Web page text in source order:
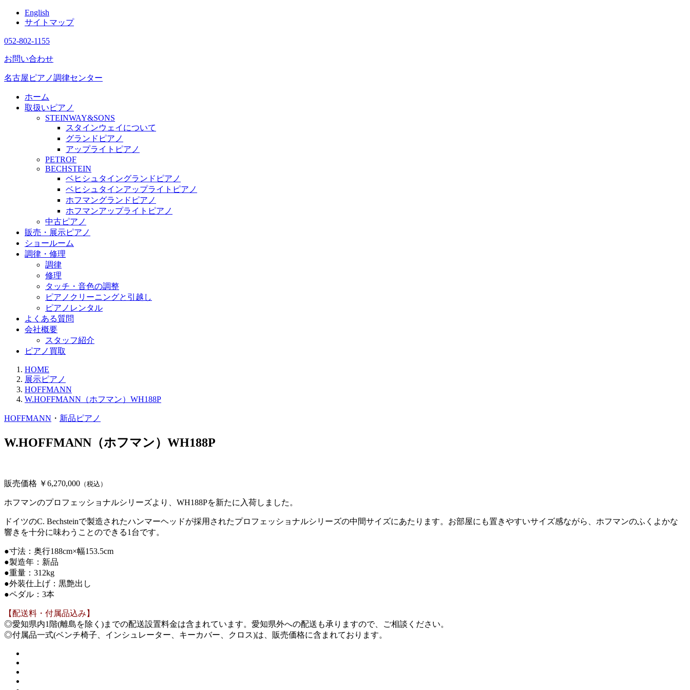
English
サイトマップ
052-802-1155
お問い合わせ
名古屋ピアノ調律センター
ホーム
取扱いピアノ
STEINWAY&SONS
スタインウェイについて
グランドピアノ
アップライトピアノ
PETROF
BECHSTEIN
ベヒシュタイングランドピアノ
ベヒシュタインアップライトピアノ
ホフマングランドピアノ
ホフマンアップライトピアノ
中古ピアノ
販売・展示ピアノ
ショールーム
調律・修理
調律
修理
タッチ・音色の調整
ピアノクリーニングと引越し
ピアノレンタル
よくある質問
会社概要
スタッフ紹介
ピアノ買取
HOME
展示ピアノ
HOFFMANN
W.HOFFMANN（ホフマン）WH188P
HOFFMANN ・ 新品ピアノ
W.HOFFMANN（ホフマン）WH188P
販売価格 ￥6,270,000 （税込）
ホフマンのプロフェッショナルシリーズより、WH188Pを新たに入荷しました。
ドイツのC. Bechsteinで製造されたハンマーヘッドが採用されたプロフェッショナルシリーズの中間サイズにあたります。お部屋にも置きやすいサイズ感ながら、ホフマンのふくよかな
響きを十分に味わうことのできる1台です。
●寸法：奥行188cm×幅153.5cm
●製造年：新品
●重量：312kg
●外装仕上げ：黒艶出し
●ペダル：3本
【配送料・付属品込み】
◎愛知県内1階(離島を除く)までの配送設置料金は含まれています。愛知県外への配送も承りますので、ご相談ください。
◎付属品一式(ベンチ椅子、インシュレーター、キーカバー、クロス)は、販売価格に含まれております。